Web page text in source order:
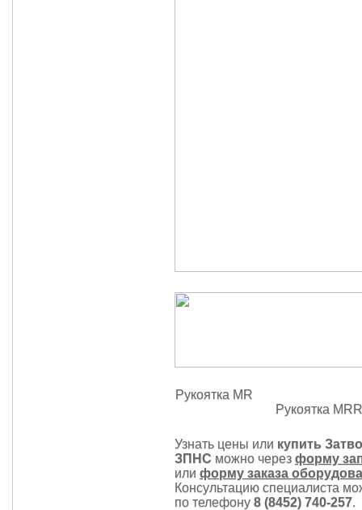
Рукоятка
Узнать цены или купить
ЗПНС можно через форму
или форму заказа
Консультацию специалиста
по телефону 8 (8452) 740-257.